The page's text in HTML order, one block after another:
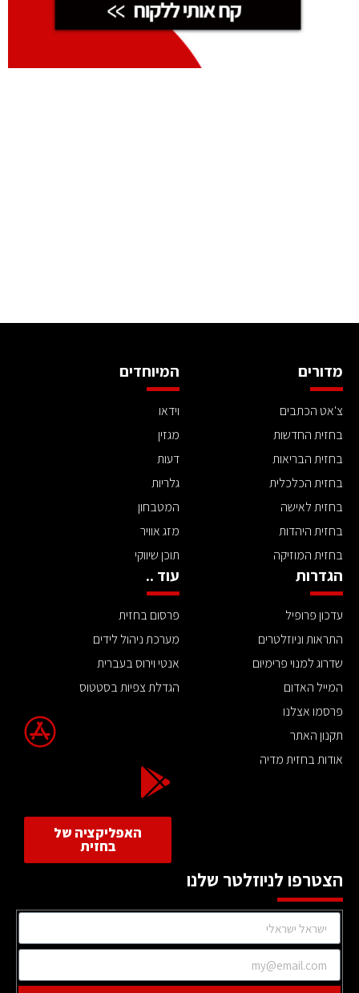
מדורים
צ'אט הכתבים
בחזית החדשות
בחזית הבריאות
בחזית הכלכלית
בחזית לאישה
בחזית היהדות
בחזית המוזיקה
המיוחדים
וידאו
מגזין
דעות
גלריות
המטבחון
מזג אוויר
תוכן שיווקי
הגדרות
עדכון פרופיל
התראות וניוזלטרים
שדרוג למנוי פרימיום
המייל האדום
פרסמו אצלנו
תקנון האתר
אודות בחזית מדיה
עוד ..
פרסום בחזית
מערכת ניהול לידים
אנטי וירוס בעברית
הגדלת צפיות בסטטוס
האפליקציה של
בחזית
הצטרפו לניוזלטר שלנו